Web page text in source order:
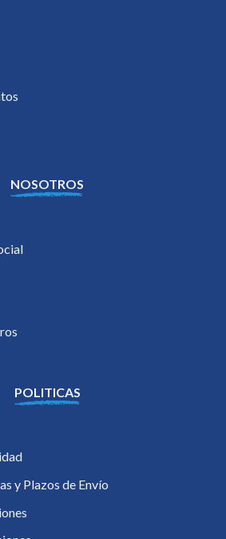
NOSOTROS
POLITICAS
y Plazos de Envío